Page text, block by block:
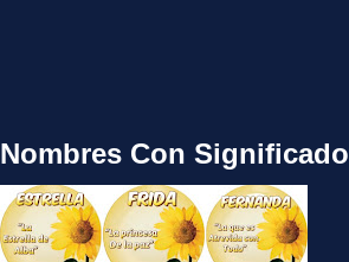
Nombres Con Significado